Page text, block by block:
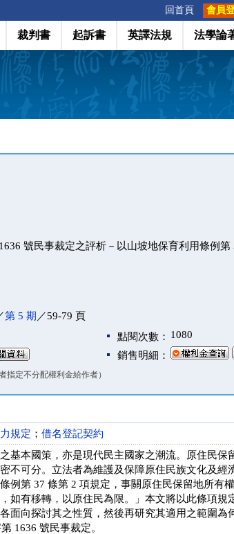
回首頁 會員
裁判書 起訴書 英譯法規 法學論
號民事裁定之評析－以山坡地保育利用條例
第 5 期 ／59-79 頁
點閱次數： 1080
銷售明細：
指定不分配權利金給作者）
規定 ； 借名登記契約
基本國策，亦是現代民主國家之潮流。原住民保
不可分。立法者為維護及保障原住民族文化及經
例第 37 條第 2 項規定，事關原住民保留地所有
如有移轉，以原住民為限。」本文將以此條項規
面向探討其之性質，然後再研究其適用之範圍為
1636 號民事裁定。